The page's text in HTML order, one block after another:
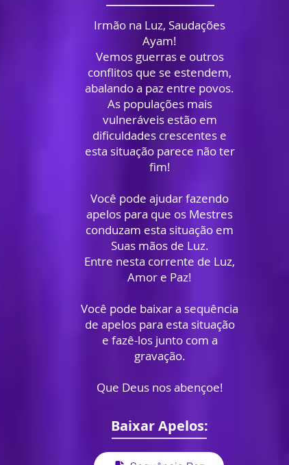
Irmão na Luz, Saudações
Ayam!
Vemos guerras e outros
conflitos que se estendem,
abalando a paz entre povos.
As populações mais
vulneráveis estão em
dificuldades crescentes e
esta situação parece não ter
fim!
Você pode ajudar fazendo
apelos para que os Mestres
conduzam esta situação em
Suas mãos de Luz.
Entre nesta corrente de Luz,
Amor e Paz!
Você pode baixar a sequência
de apelos para esta situação
e fazê-los junto com a
gravação.
Que Deus nos abençoe!
Baixar Apelos: